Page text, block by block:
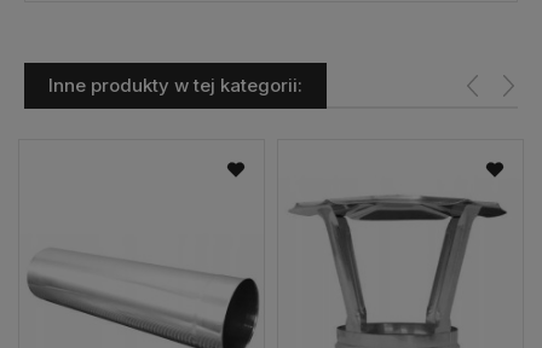
Inne produkty w tej kategorii: